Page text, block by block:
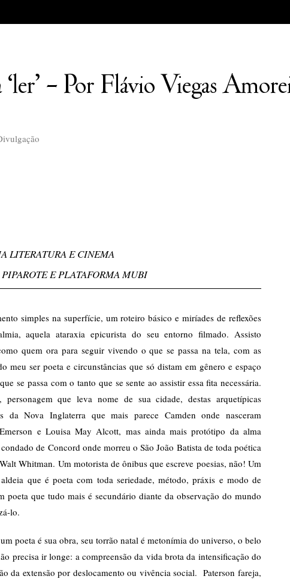
– Por Flávio Viegas
LITERATURA E CINEMA
E PLATAFORMA MUBI
simples na superfície, um roteiro básico e miríades de reflexões
aquela ataraxia epicurista do seu entorno filmado. Assisto
quem ora para seguir vivendo o que se passa na tela, com as
meu ser poeta e circunstâncias que só distam em gênero e espaço
se passa com o tanto que se sente ao assistir essa fita necessária.
personagem que leva nome de sua cidade, destas arquetípicas
da Nova Inglaterra que mais parece Camden onde nasceram
e Louisa May Alcott, mas ainda mais protótipo da alma
de Concord onde morreu o São João Batista de toda poética
Whitman. Um motorista de ônibus que escreve poesias, não! Um
que é poeta com toda seriedade, método, práxis e modo de
poeta que tudo mais é secundário diante da observação do mundo
lo.
poeta é sua obra, seu torrão natal é metonímia do universo, o belo
precisa ir longe: a compreensão da vida brota da intensificação do
da extensão por deslocamento ou vivência social. Paterson fareja,